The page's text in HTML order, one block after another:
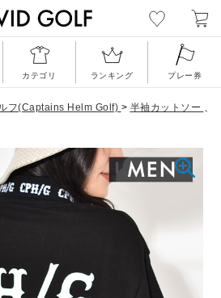
カテゴリ ランキング プレー券
フ(Captains Helm Golf) > 半袖カットソー 、